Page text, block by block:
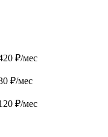
₽/мес
₽/мес
₽/мес